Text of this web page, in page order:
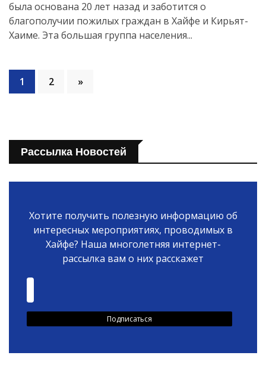
была основана 20 лет назад и заботится о
благополучии пожилых граждан в Хайфе и Кирьят-
Хаиме. Эта большая группа населения...
1 2 »
Рассылка Новостей
Хотите получить полезную информацию об
интересных мероприятиях, проводимых в
Хайфе? Наша многолетняя интернет-
рассылка вам о них расскажет